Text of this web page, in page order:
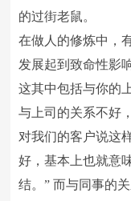
的过街老鼠。
在做人的修炼中，
发展起到致命性影
这其中包括与你的
与上司的关系不好
对我们的客户说这
好，基本上也就意
结。” 而与同事的